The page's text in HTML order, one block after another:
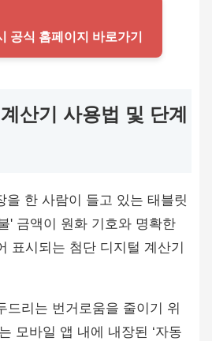
공식 홈페이지 바로가기
산기 사용법 및 단계
드리는 번거로움을 줄이기 위
모바일 앱 내에 내장된 ‘자동